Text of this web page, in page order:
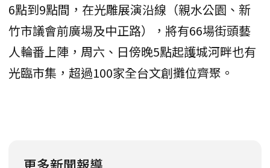
6點到9點間，在光雕展演沿線（親水公園、新
竹市議會前廣場及中正路），將有66場街頭藝
人輪番上陣，周六、日傍晚5點起護城河畔也有
光臨市集，超過100家全台文創攤位齊聚。
更多新聞報導